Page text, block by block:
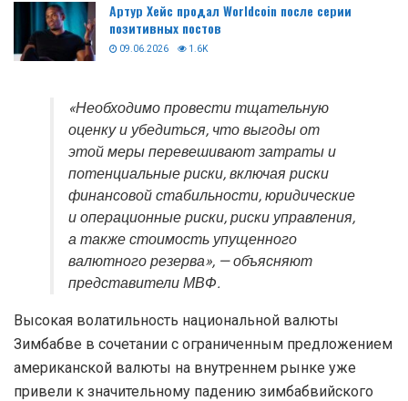
Артур Хейс продал Worldcoin после серии
позитивных постов
09.06.2026 1.6K
«Необходимо провести тщательную
оценку и убедиться, что выгоды от
этой меры перевешивают затраты и
потенциальные риски, включая риски
финансовой стабильности, юридические
и операционные риски, риски управления,
а также стоимость упущенного
валютного резерва», — объясняют
представители МВФ.
Высокая волатильность национальной валюты
Зимбабве в сочетании с ограниченным предложением
американской валюты на внутреннем рынке уже
привели к значительному падению зимбабвийского